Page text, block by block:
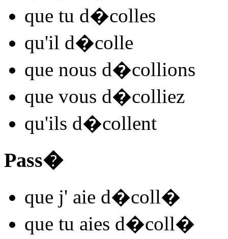
que tu d�colles
qu'il d�colle
que nous d�collions
que vous d�colliez
qu'ils d�collent
Pass�
que j' aie d�coll�
que tu aies d�coll�